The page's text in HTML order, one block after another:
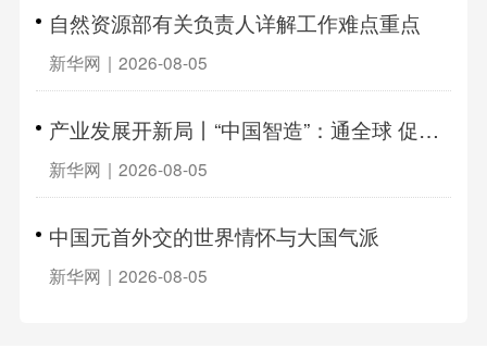
自然资源部有关负责人详解工作难点重点
新华网 | 2026-08-05
产业发展开新局丨“中国智造”：通全球 促共赢
新华网 | 2026-08-05
中国元首外交的世界情怀与大国气派
新华网 | 2026-08-05